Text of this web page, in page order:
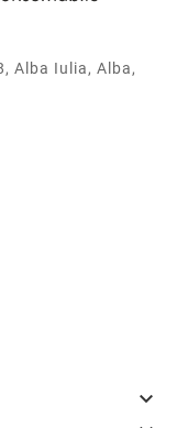
Alba Iulia, Alba,
